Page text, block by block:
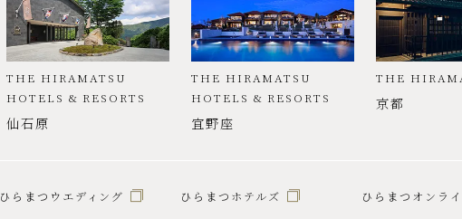
THE HIRAMATSU
HOTELS & RESORTS
仙石原
THE HIRAMATSU
HOTELS & RESORTS
宜野座
THE
京都
ひらまつウエディング ひらまつホテルズ ひらまつオンラ